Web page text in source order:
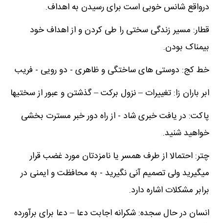
درواقع شانس خوبی است برای رسیدن به اهداف.
قطار: مسیر زندگی سختی را طی کردن و از اهداف خود
بیمناک بودن.
خط کج: دوستی های ساختگی و ظاهری - دو رویی - فریب
ابر باران زا: تغییرات – نزول برکت – گذشتن و عبور از سختیها
پاکت: در یافت خبری شاد - از راه دور خبر مسترت بخشی
خواهید شنید.
چتر: احتمالا از طرف همسر یا نامزدتان مورد غضب قرار
میگیرید ولی تصمیم آنی نگیرید - به محافظت و ایمنی در
برابر مشکلات اشاره دارد.
انسان در حال سجده: شکرانه اجابت دعا – دعا برای برآورده